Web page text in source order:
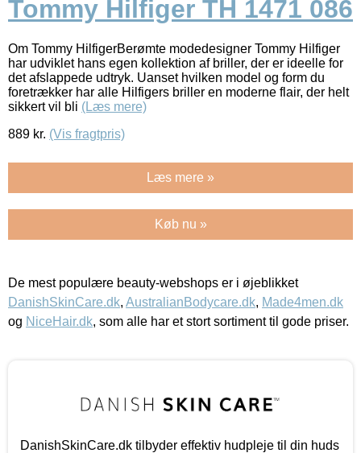
Tommy Hilfiger TH 1471 086
Om Tommy HilfigerBerømte modedesigner Tommy Hilfiger
har udviklet hans egen kollektion af briller, der er ideelle for
det afslappede udtryk. Uanset hvilken model og form du
foretrækker har alle Hilfigers briller en moderne flair, der helt
sikkert vil bli (Læs mere)
889 kr. (Vis fragtpris)
Læs mere »
Køb nu »
De mest populære beauty-webshops er i øjeblikket
DanishSkinCare.dk, AustralianBodycare.dk, Made4men.dk
og NiceHair.dk, som alle har et stort sortiment til gode priser.
DanishSkinCare.dk tilbyder effektiv hudpleje til din huds